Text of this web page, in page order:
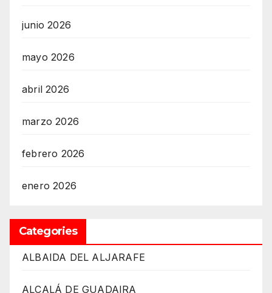
junio 2026
mayo 2026
abril 2026
marzo 2026
febrero 2026
enero 2026
Categories
ALBAIDA DEL ALJARAFE
ALCALÁ DE GUADAIRA